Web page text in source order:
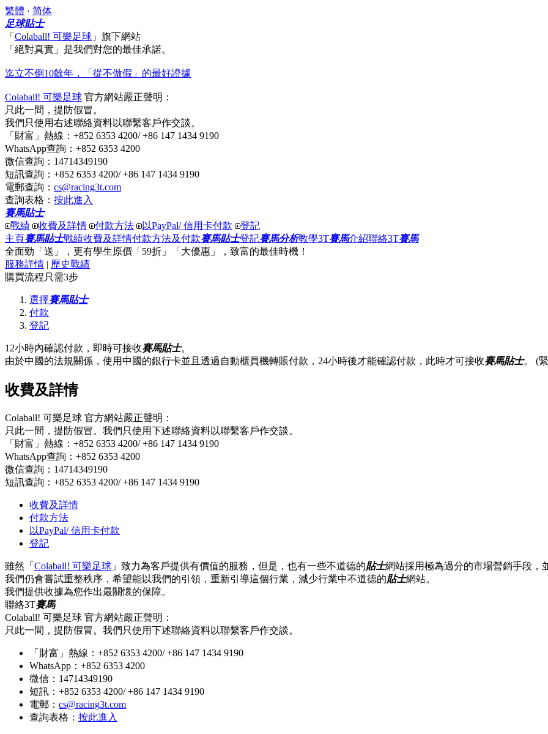
繁體 · 简体
足球貼士
「 Colaball! 可樂足球 」 旗下網站
「絕對真實」 是我們對您的最佳承諾。
迄立不倒10餘年，「從不做假」的最好證據
Colaball! 可樂足球 官方網站嚴正聲明：
只此一間，提防假冒。
我們只使用右述聯絡資料以聯繫客戶作交談。
「財富」熱線 ：+852 6353 4200/ +86 147 1434 9190
WhatsApp查詢 ：+852 6353 4200
微信查詢 ：14714349190
短訊查詢 ：+852 6353 4200/ +86 147 1434 9190
電郵查詢 ： cs@racing3t.com
查詢表格 ： 按此進入
賽馬貼士
戰績
收費及詳情 付款方法 以PayPal/ 信用卡付款
登記
主頁賽馬貼士戰績收費及詳情付款方法及付款賽馬貼士登記賽馬分析教學3T賽馬介紹聯絡3T賽馬
全面勁「送」
，更有學生原價「59折」「大優惠」 ， 致富的最佳時機！
服務詳情 | 歷史戰績
購買流程只需3步
選擇賽馬貼士
付款
登記
12小時內確認付款，即時可接收賽馬貼士。
由於中國的法規關係，使用中國的銀行卡並且透過自動櫃員機轉賬付款，24小時後才能確認付款，此時才可接收賽馬貼士。 (
收費及詳情
Colaball! 可樂足球 官方網站嚴正聲明：
只此一間，提防假冒。我們只使用下述聯絡資料以聯繫客戶作交談。
「財富」熱線：+852 6353 4200/ +86 147 1434 9190
WhatsApp查詢：+852 6353 4200
微信查詢：14714349190
短訊查詢：+852 6353 4200/ +86 147 1434 9190
收費及詳情
付款方法
以PayPal/ 信用卡付款
登記
雖然「 Colaball! 可樂足球 」致力為客戶提供有價值的服務，但是，也有一些不道德的貼士網站採用極為過分的市場營銷手段，
我們仍會嘗試重整秩序，希望能以我們的引領，重新引導這個行業，減少行業中不道德的貼士網站。
我們提供收據為您作出最關懷的保障。
聯絡3T賽馬
Colaball! 可樂足球 官方網站嚴正聲明：
只此一間，提防假冒。我們只使用下述聯絡資料以聯繫客戶作交談。
「財富」熱線：+852 6353 4200/ +86 147 1434 9190
WhatsApp：+852 6353 4200
微信：14714349190
短訊：+852 6353 4200/ +86 147 1434 9190
電郵： cs@racing3t.com
查詢表格： 按此進入